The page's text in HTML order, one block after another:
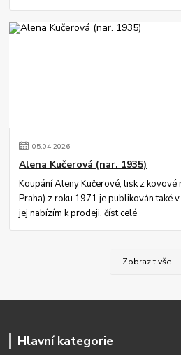
05.04.2026
Alena Kučerová (nar. 1935)
Koupání Aleny Kučerové, tisk z kovové
Praha) z roku 1971 je publikován také
jej nabízím k prodeji.číst celé
Zobrazit vše
Hlavní kategorie